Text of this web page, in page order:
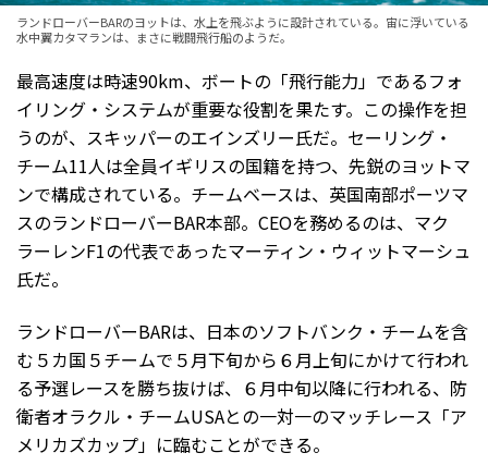
ランドローバーBARのヨットは、水上を飛ぶように設計されている。宙に浮いている
水中翼カタマランは、まさに戦闘飛行船のようだ。
最高速度は時速90km、ボートの「飛行能力」であるフォ
イリング・システムが重要な役割を果たす。この操作を担
うのが、スキッパーのエインズリー氏だ。セーリング・
チーム11人は全員イギリスの国籍を持つ、先鋭のヨットマ
ンで構成されている。チームベースは、英国南部ポーツマ
スのランドローバーBAR本部。CEOを務めるのは、マク
ラーレンF1の代表であったマーティン・ウィットマーシュ
氏だ。
ランドローバーBARは、日本のソフトバンク・チームを含
む５カ国５チームで５月下旬から６月上旬にかけて行われ
る予選レースを勝ち抜けば、６月中旬以降に行われる、防
衛者オラクル・チームUSAとの一対一のマッチレース「ア
メリカズカップ」に臨むことができる。